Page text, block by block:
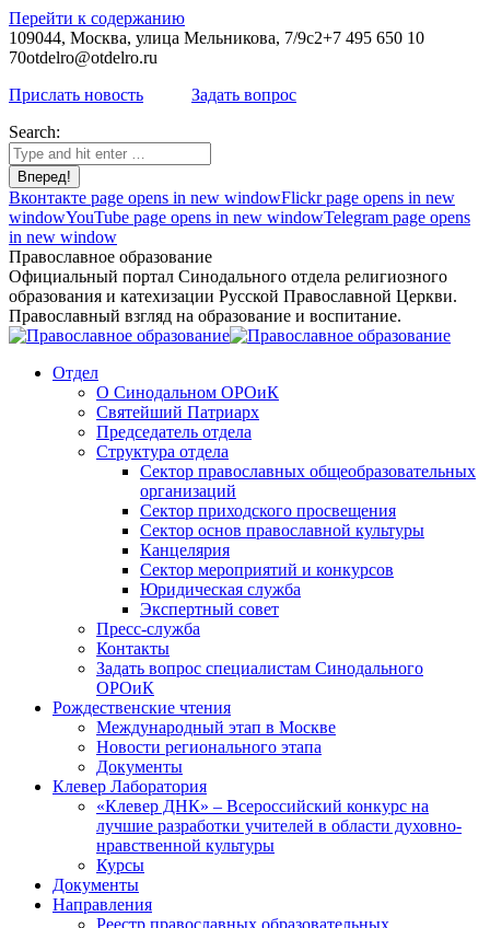
Перейти к содержанию
109044, Москва, улица Мельникова, 7/9с2+7 495 650 10
70otdelro@otdelro.ru
Прислать новость
Задать вопрос
Search:
Вконтакте page opens in new windowFlickr page opens in new
windowYouTube page opens in new windowTelegram page opens
in new window
Православное образование
Официальный портал Синодального отдела религиозного
образования и катехизации Русской Православной Церкви.
Православный взгляд на образование и воспитание.
Отдел
О Синодальном ОРОиК
Святейший Патриарх
Председатель отдела
Структура отдела
Сектор православных общеобразовательных
организаций
Сектор приходского просвещения
Сектор основ православной культуры
Канцелярия
Сектор мероприятий и конкурсов
Юридическая служба
Экспертный совет
Пресс-служба
Контакты
Задать вопрос специалистам Синодального
ОРОиК
Рождественские чтения
Международный этап в Москве
Новости регионального этапа
Документы
Клевер Лаборатория
«Клевер ДНК» – Всероссийский конкурс на
лучшие разработки учителей в области духовно-
нравственной культуры
Курсы
Документы
Направления
Реестр православных образовательных